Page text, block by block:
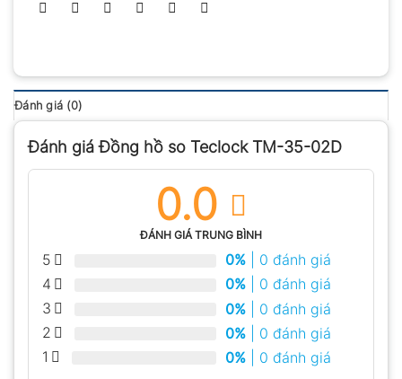
Đánh giá (0)
Đánh giá Đồng hồ so Teclock TM-35-02D
0.0
ĐÁNH GIÁ TRUNG BÌNH
5 0% | 0 đánh giá
4
0% | 0 đánh giá
3
0% | 0 đánh giá
2
0% | 0 đánh giá
1
0% | 0 đánh giá